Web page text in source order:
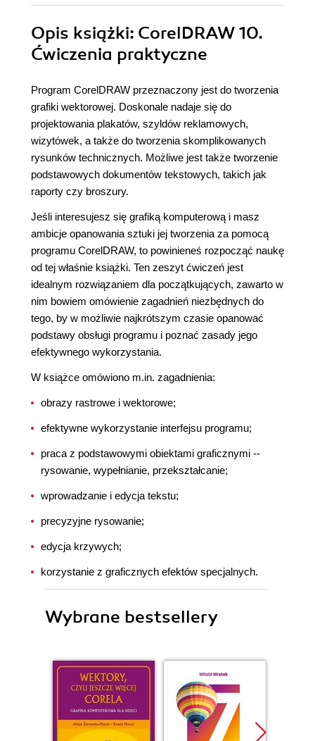
Opis książki: CorelDRAW 10.
Ćwiczenia praktyczne
Program CorelDRAW przeznaczony jest do tworzenia
grafiki wektorowej. Doskonale nadaje się do
projektowania plakatów, szyldów reklamowych,
wizytówek, a także do tworzenia skomplikowanych
rysunków technicznych. Możliwe jest także tworzenie
podstawowych dokumentów tekstowych, takich jak
raporty czy broszury.
Jeśli interesujesz się grafiką komputerową i masz
ambicje opanowania sztuki jej tworzenia za pomocą
programu CorelDRAW, to powinieneś rozpocząć naukę
od tej właśnie książki. Ten zeszyt ćwiczeń jest
idealnym rozwiązaniem dla początkujących, zawarto w
nim bowiem omówienie zagadnień niezbędnych do
tego, by w możliwie najkrótszym czasie opanować
podstawy obsługi programu i poznać zasady jego
efektywnego wykorzystania.
W książce omówiono m.in. zagadnienia:
obrazy rastrowe i wektorowe;
efektywne wykorzystanie interfejsu programu;
praca z podstawowymi obiektami graficznymi --
rysowanie, wypełnianie, przekształcanie;
wprowadzanie i edycja tekstu;
precyzyjne rysowanie;
edycja krzywych;
korzystanie z graficznych efektów specjalnych.
Wybrane bestsellery